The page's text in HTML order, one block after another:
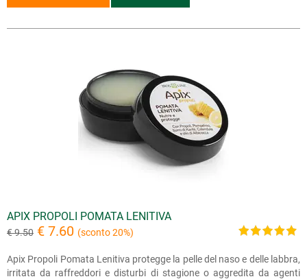
APIX PROPOLI POMATA LENITIVA
€ 9.50 € 7.60 (sconto 20%)
Apix Propoli Pomata Lenitiva protegge la pelle del naso e delle labbra,
irritata da raffreddori e disturbi di stagione o aggredita da agenti